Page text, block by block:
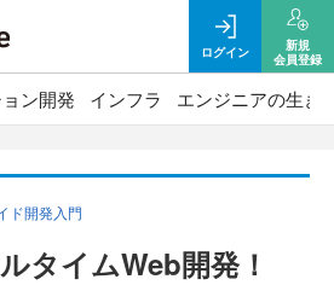
ログイン
新規
会員登録
ン開発 インフラ エンジニアの生き
ド開発入門
タイムWeb開発！